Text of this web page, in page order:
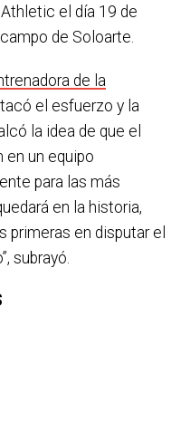
el día 19 de
de Soloarte.
de la
el esfuerzo y la
la idea de que el
un equipo
para las más
en la historia,
primeras en disputar el
subrayó.